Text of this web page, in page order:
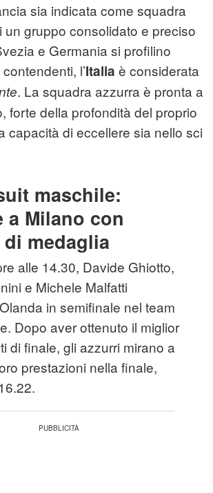
sia indicata come squadra
un gruppo consolidato e preciso
e Germania si profilino
l’Italia è considerata
. La squadra azzurra è pronta a
forte della profondità del proprio
capacità di eccellere sia nello sci
maschile:
a Milano con
medaglia
alle 14.30, Davide Ghiotto,
e Michele Malfatti
in semifinale nel team
Dopo aver ottenuto il miglior
di finale, gli azzurri mirano a
prestazioni nella finale,